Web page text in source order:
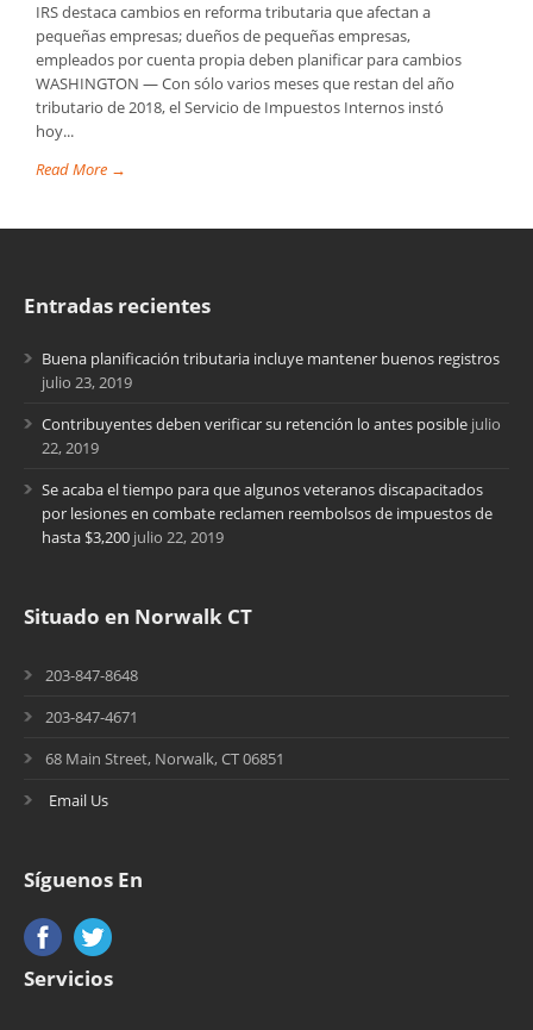
IRS destaca cambios en reforma tributaria que afectan a
pequeñas empresas; dueños de pequeñas empresas,
empleados por cuenta propia deben planificar para cambios
WASHINGTON — Con sólo varios meses que restan del año
tributario de 2018, el Servicio de Impuestos Internos instó
hoy...
Read More →
Entradas recientes
Buena planificación tributaria incluye mantener buenos registros
julio 23, 2019
Contribuyentes deben verificar su retención lo antes posible julio
22, 2019
Se acaba el tiempo para que algunos veteranos discapacitados
por lesiones en combate reclamen reembolsos de impuestos de
hasta $3,200 julio 22, 2019
Situado en Norwalk CT
203-847-8648
203-847-4671
68 Main Street, Norwalk, CT 06851
Email Us
Síguenos En
Servicios